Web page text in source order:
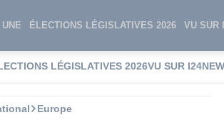
ÉLECTIONS LÉGISLATIVES 2026 VU SUR
LÉGISLATIVES 2026VU SUR
Europe